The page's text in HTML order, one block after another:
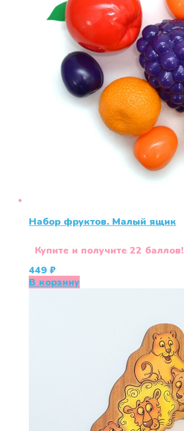
Набор фруктов. Малый ящик
Купите и получите 22 баллов!
449 ₽
В корзину